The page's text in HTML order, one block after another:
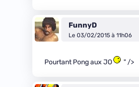
FunnyD
Le 03/02/2015 à 11h06
Pourtant Pong aux JO " />